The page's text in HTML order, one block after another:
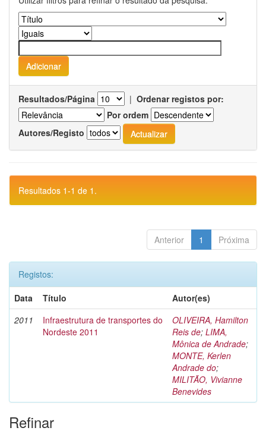
Resultados/Página | Ordenar registos por:
Por ordem
Autores/Registo
Resultados 1-1 de 1.
Anterior 1 Próxima
Registos:
Data
Título
Autor(es)
2011
Infraestrutura de transportes do
Nordeste 2011
OLIVEIRA, Hamilton
Reis de; LIMA,
Mônica de Andrade;
MONTE, Kerlen
Andrade do;
MILITÃO, Vivianne
Benevides
Refinar